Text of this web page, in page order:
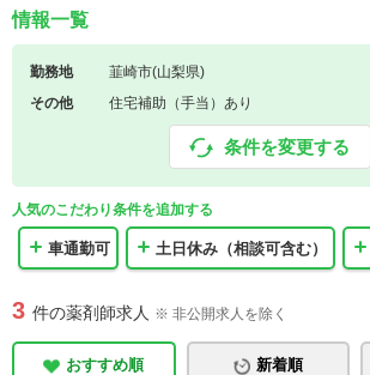
情報一覧
勤務地
韮崎市(山梨県)
その他
住宅補助（手当）あり
条件を変更する
人気のこだわり条件を追加する
車通勤可 土日休み（相談可含む）
3 件の薬剤師求人 ※ 非公開求人を除く
おすすめ順 新着順